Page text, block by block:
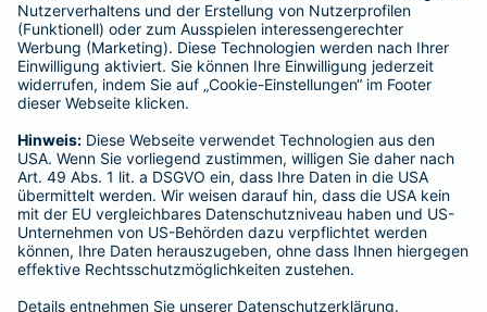
auswählen.Egal für welches unserer Produkte Sie sich
entscheiden - bei allen unseren Tarifen erwartet Sie ein
Preis-Leistungs-Verhältnis.
Sie sind unsicher, welche Zahnvorsorge für Sie am besten
Unsere Berater und Beraterinnen stehen Ihnen gerne für ein
persönliches Gespräch zur Verfügung
. So finden auch Sie den optimalen Schutz für Ihre Zähne.
#MachenWirGern